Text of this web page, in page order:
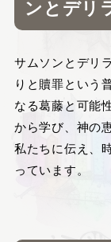
ンとデリ
サムソンとデリ
りと贖罪という
なる葛藤と可能
から学び、神の
私たちに伝え、
っています。